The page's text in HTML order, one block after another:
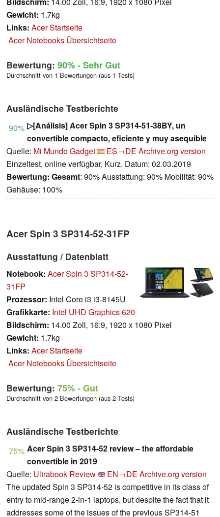
Gewicht: 1.7kg
Links: Acer Startseite
Acer Notebooks Übersichtseite
Bewertung: 90%- Sehr Gut
Durchschnitt von 1 Bewertungen (aus 1 Tests)
Ausländische Testberichte
90% ▷[Análisis] Acer Spin 3 SP314-51-38BY, un
convertible compacto, eficiente y muy asequible
Quelle: Mi Mundo Gadget ES→DE Archive.org version
Einzeltest, online verfügbar, Kurz, Datum: 02.03.2019
Bewertung: Gesamt: 90% Ausstattung: 90% Mobilität: 90%
Gehäuse: 100%
Acer Spin 3 SP314-52-31FP
Ausstattung / Datenblatt
Notebook: Acer Spin 3 SP314-52-
31FP
Prozessor: Intel Core i3 i3-8145U
Grafikkarte: Intel UHD Graphics 620
Bildschirm: 14.00 Zoll, 16:9, 1920 x 1080 Pixel
Gewicht: 1.7kg
Links: Acer Startseite
Acer Notebooks Übersichtseite
Bewertung: 75%- Gut
Durchschnitt von 2 Bewertungen (aus 2 Tests)
Ausländische Testberichte
75% Acer Spin 3 SP314-52 review – the affordable
convertible in 2019
Quelle: Ultrabook Review EN→DE Archive.org version
The updated Spin 3 SP314-52 is competitive in its class of
entry to mid-range 2-in-1 laptops, but despite the fact that it
addresses some of the issues of the previous SP314-51